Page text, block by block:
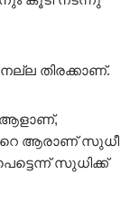
തിരക്കാണ്.
ആളാണ്,
ആരാണ് സുധീ
സുധിക്ക്